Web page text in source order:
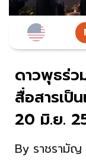
ดาวพุธร่ว
สื่อสารเป็
20 มิ.ย.
By ราชรามัญ